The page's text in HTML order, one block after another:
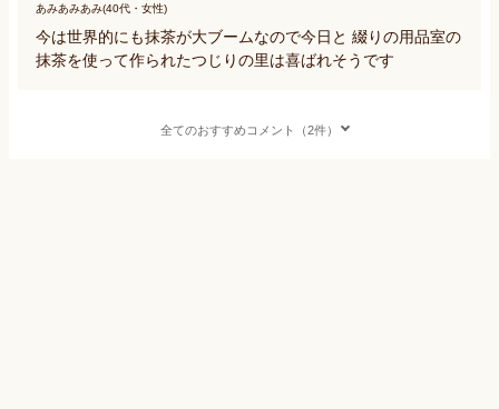
あみあみあみ(40代・女性)
今は世界的にも抹茶が大ブームなので今日と 綴りの用品室の
抹茶を使って作られたつじりの里は喜ばれそうです
全てのおすすめコメント（2件）